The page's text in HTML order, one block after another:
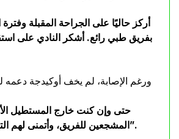
بفريق طبي رائع. أشكر النادي على
ورغم الإصابة، لم يخف أوكيدجة دعمه
المشجعين للفريق، وأتمنى لهم التوفيق طيلة الموسم”.